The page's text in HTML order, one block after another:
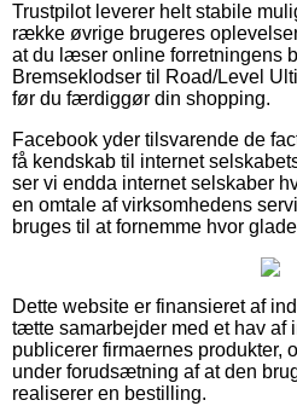
Trustpilot leverer helt stabile
række øvrige brugeres
at du læser online forretningens
Bremseklodser til Road/Level
før du færdiggør din shopping.
Facebook yder tilsvarende de
få kendskab til internet
ser vi endda internet selskaber
en omtale af virksomhedens
bruges til at fornemme hvor
Dette website er finansieret af
tætte samarbejder med et hav af
publicerer firmaernes produkter,
under forudsætning af at den
realiserer en bestilling.